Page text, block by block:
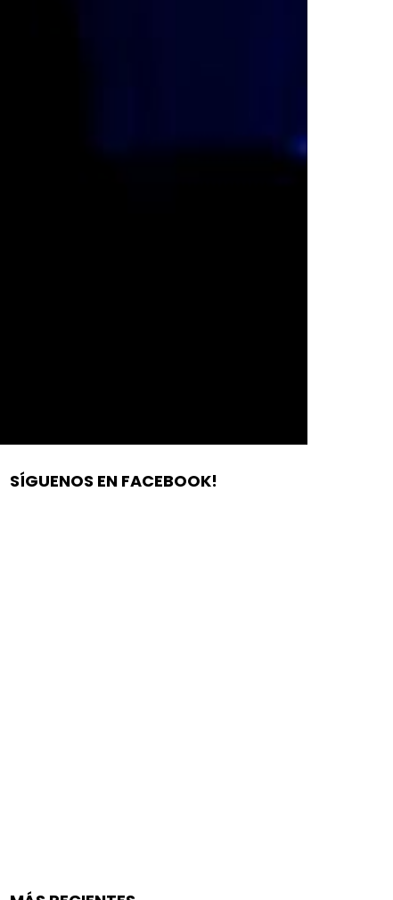
SÍGUENOS EN FACEBOOK!